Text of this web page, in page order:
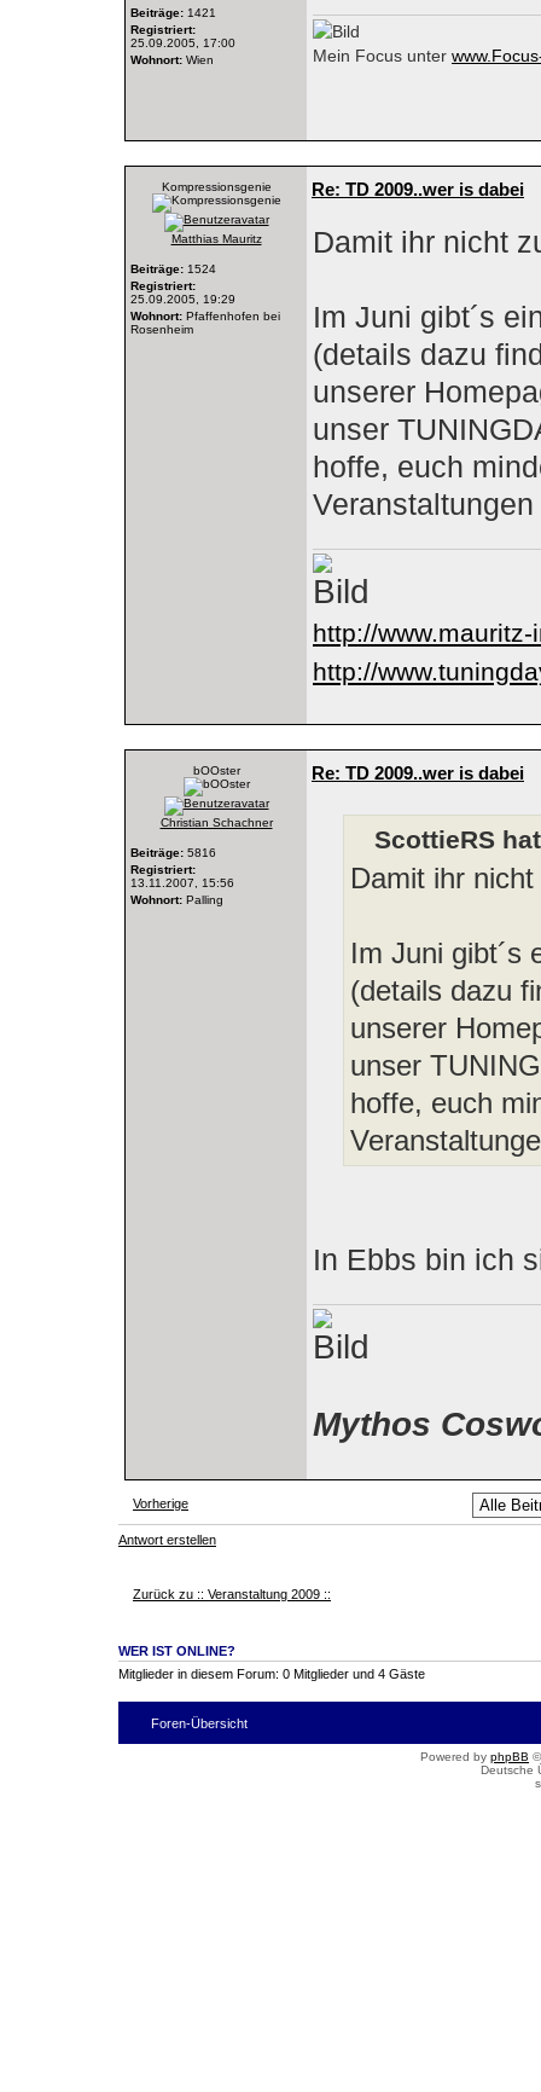
Beiträge: 1421
Registriert:
25.09.2005, 17:00
Wohnort: Wien Mein Focus unter
Kompressionsgenie
Matthias Mauritz
Beiträge: 1524
Registriert:
25.09.2005, 19:29
Wohnort: Pfaffenhofen bei
Rosenheim
Re: TD 2009..wer is dabei
Damit ihr nicht
Im Juni gibt´s
(details dazu
unserer
unser
hoffe, euch
http://
http://
bOOster
Christian Schachner
Beiträge: 5816
Registriert:
13.11.2007, 15:56
Wohnort: Palling
Re: TD 2009..wer is dabei
ScottieRS
Damit ihr
Im Juni gibt´s
(details dazu
unserer
unser
hoffe, euch
In Ebbs bin ich
Mythos
Vorherige
Antwort erstellen
Zurück zu :: Veranstaltung 2009 ::
WER IST ONLINE?
Mitglieder in diesem Forum: 0 Mitglieder und 4 Gäste
Foren-Übersicht
Powered by phpBB
Deutsche